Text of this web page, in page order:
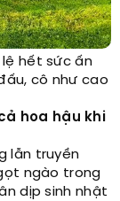
lệ hết sức ấn
cô như cao
hoa hậu khi
lẫn truyền
ngào trong
dịp sinh nhật